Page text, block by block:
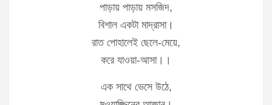
পাড়ায় পাড়ায় মসজিদ,
বিশাল একটা মাদ্রাসা।
রাত পোহালেই ছেলে-মেয়ে,
করে যাওয়া-আসা।।
এক সাথে ভেসে উঠে,